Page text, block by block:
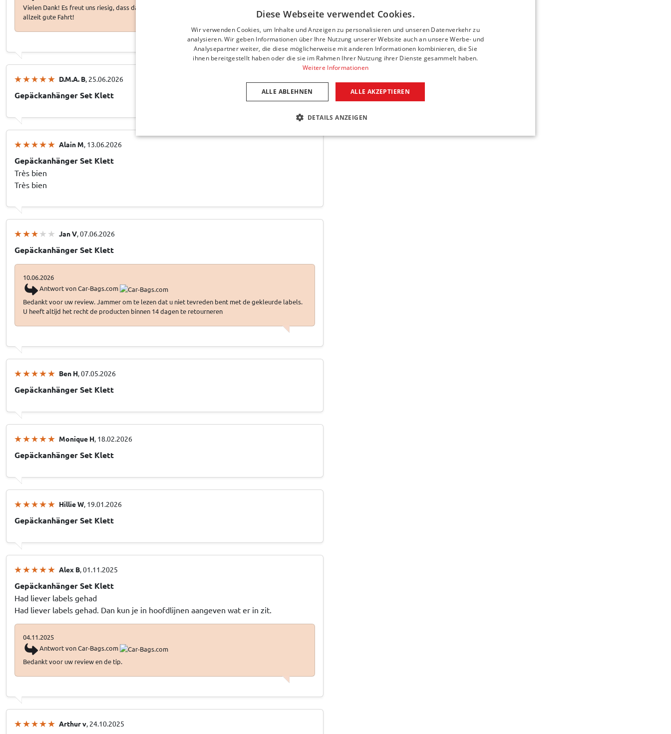
Vielen Dank! Es freut uns riesig, dass das Produkt so gut bei Ihnen ankommt. Viel Spaß damit und
allzeit gute Fahrt!
D.M.A. B, 25.06.2026
Gepäckanhänger Set Klett
Alain M, 13.06.2026
Gepäckanhänger Set Klett
Très bien
Très bien
Jan V, 07.06.2026
Gepäckanhänger Set Klett
10.06.2026
Antwort von Car-Bags.com
Bedankt voor uw review. Jammer om te lezen dat u niet tevreden bent met de gekleurde labels.
U heeft altijd het recht de producten binnen 14 dagen te retourneren
Ben H, 07.05.2026
Gepäckanhänger Set Klett
Monique H, 18.02.2026
Gepäckanhänger Set Klett
Hillie W, 19.01.2026
Gepäckanhänger Set Klett
Alex B, 01.11.2025
Gepäckanhänger Set Klett
Had liever labels gehad
Had liever labels gehad. Dan kun je in hoofdlijnen aangeven wat er in zit.
04.11.2025
Antwort von Car-Bags.com
Bedankt voor uw review en de tip.
Arthur v, 24.10.2025
Diese Webseite verwendet Cookies.
Wir verwenden Cookies, um Inhalte und Anzeigen zu personalisieren und unseren Datenverkehr zu
analysieren. Wir geben Informationen über Ihre Nutzung unserer Website auch an unsere Werbe- und
Analysepartner weiter, die diese möglicherweise mit anderen Informationen kombinieren, die Sie
ihnen bereitgestellt haben oder die sie im Rahmen Ihrer Nutzung ihrer Dienste gesammelt haben.
Weitere Informationen
ALLE AKZEPTIEREN
ALLE ABLEHNEN
DETAILS ANZEIGEN